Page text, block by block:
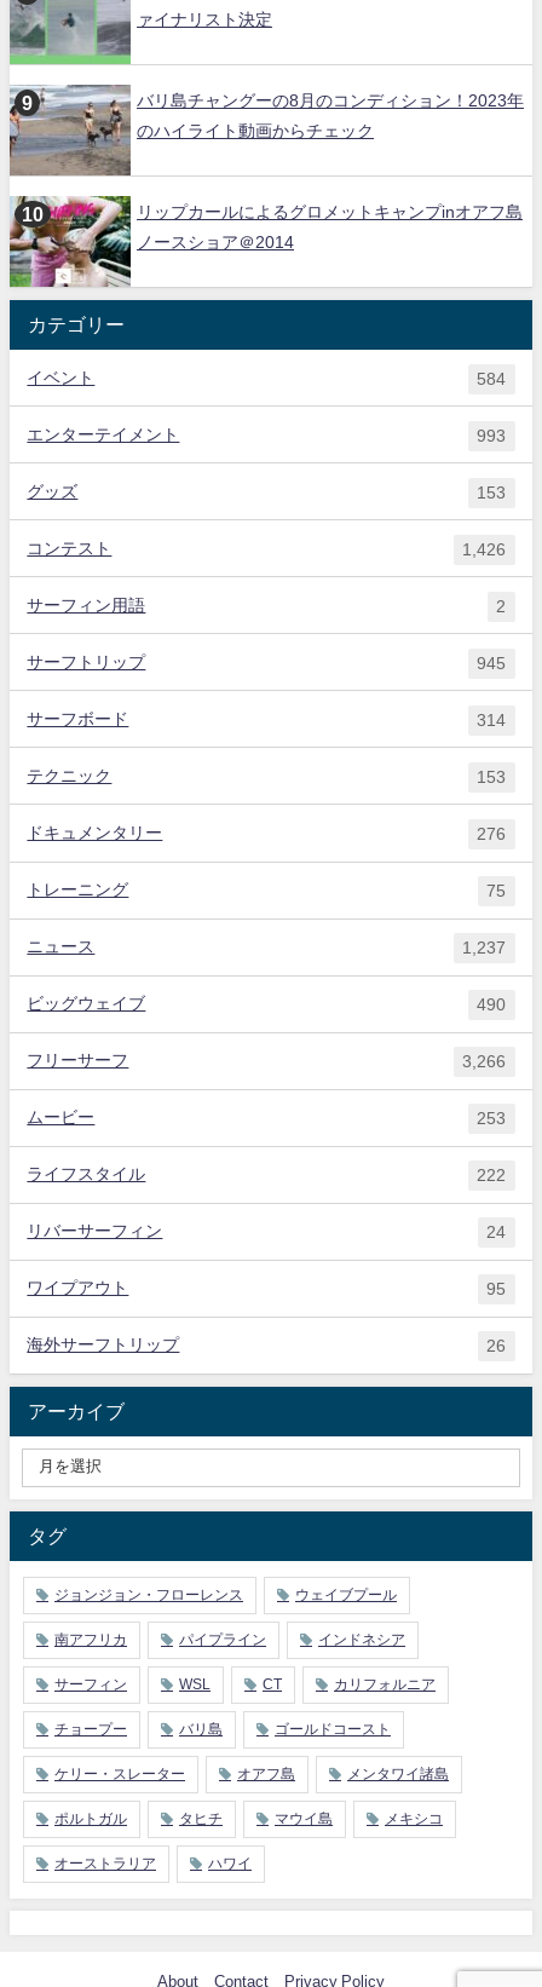
ァイナリスト決定
バリ島チャングーの8月のコンディション！2023年
のハイライト動画からチェック
リップカールによるグロメットキャンプinオアフ島
ノースショア＠2014
カテゴリー
イベント 584
エンターテイメント 993
グッズ 153
コンテスト 1,426
サーフィン用語 2
サーフトリップ 945
サーフボード 314
テクニック 153
ドキュメンタリー 276
トレーニング 75
ニュース 1,237
ビッグウェイブ 490
フリーサーフ 3,266
ムービー 253
ライフスタイル 222
リバーサーフィン 24
ワイプアウト 95
海外サーフトリップ 26
アーカイブ
タグ
ジョンジョン・フローレンス ウェイブプール
南アフリカ パイプライン インドネシア
サーフィン WSL CT カリフォルニア
チョープー バリ島 ゴールドコースト
ケリー・スレーター オアフ島 メンタワイ諸島
ポルトガル タヒチ マウイ島 メキシコ
オーストラリア ハワイ
About Contact Privacy Policy